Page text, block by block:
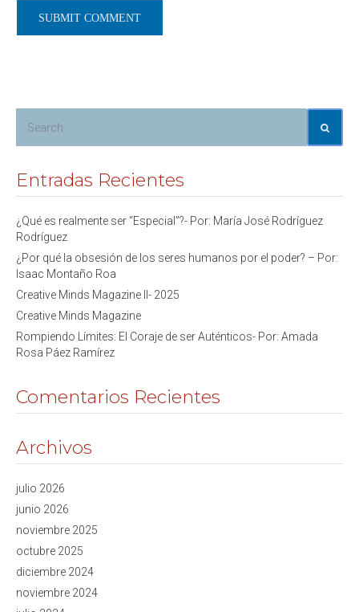
Entradas Recientes
¿Qué es realmente ser “Especial”?- Por: María José Rodríguez
Rodríguez
¿Por qué la obsesión de los seres humanos por el poder? – Por:
Isaac Montaño Roa
Creative Minds Magazine II- 2025
Creative Minds Magazine
Rompiendo Límites: El Coraje de ser Auténticos- Por: Amada
Rosa Páez Ramírez
Comentarios Recientes
Archivos
julio 2026
junio 2026
noviembre 2025
octubre 2025
diciembre 2024
noviembre 2024